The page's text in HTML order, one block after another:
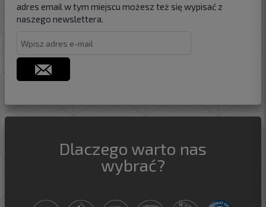
adres email w tym miejscu możesz też się wypisać z
naszego newslettera.
Dlaczego warto nas
wybrać?